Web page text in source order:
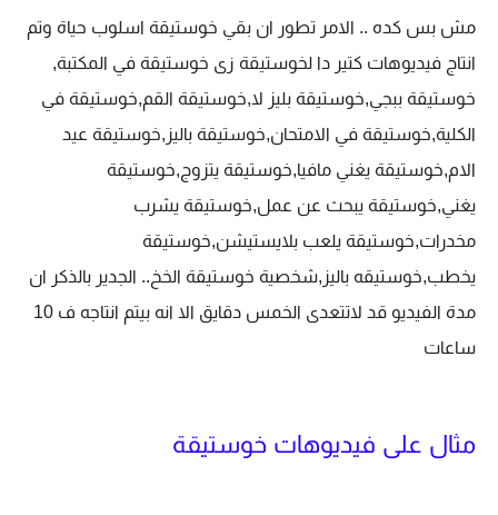
مش بس كده .. الامر تطور ان بقي خوستيقة اسلوب حياة وتم
انتاج فيديوهات كتير دا لخوستيقة زى خوستيقة في المكتبة,
خوستيقة ببجي,خوستيقة بليز لا,خوستيقة القم,خوستيقة في
الكلية,خوستيقة في الامتحان,خوستيقة باليز,خوستيقة عيد
الام,خوستيقة يغني مافيا,خوستيقة يتزوج,خوستيقة
يغني,خوستيقة يبحث عن عمل,خوستيقة يشرب
مخدرات,خوستيقة يلعب بلايستيشن,خوستيقة
يخطب,خوستيقه باليز,شخصية خوستيقة الخخ.. الجدير بالذكر ان
مدة الفيديو قد لاتتعدى الخمس دقايق الا انه بيتم انتاجه ف 10
ساعات
مثال على فيديوهات خوستيقة